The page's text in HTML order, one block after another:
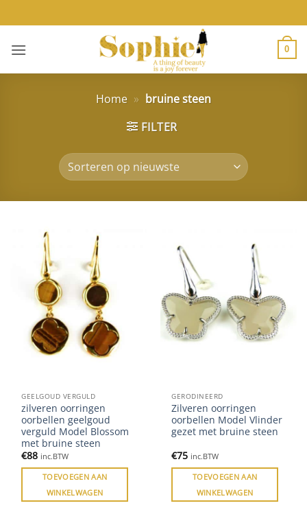
naar
inhoud
0
Home » bruine steen
FILTER
GEELGOUD VERGULD
zilveren oorringen
oorbellen geelgoud
verguld Model Blossom
met bruine steen
€88 inc.BTW
TOEVOEGEN AAN
WINKELWAGEN
GERODINEERD
Zilveren oorringen
oorbellen Model Vlinder
gezet met bruine steen
€75 inc.BTW
TOEVOEGEN AAN
WINKELWAGEN